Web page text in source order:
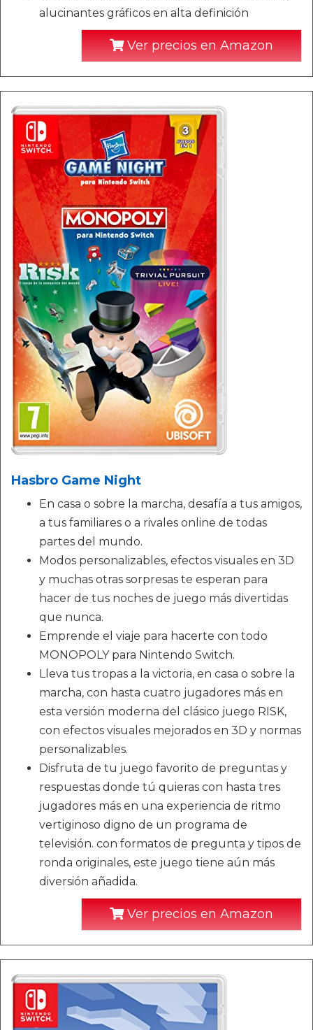
alucinantes gráficos en alta definición
Ver precios en Amazon
Hasbro Game Night
En casa o sobre la marcha, desafía a tus amigos,
a tus familiares o a rivales online de todas
partes del mundo.
Modos personalizables, efectos visuales en 3D
y muchas otras sorpresas te esperan para
hacer de tus noches de juego más divertidas
que nunca.
Emprende el viaje para hacerte con todo
MONOPOLY para Nintendo Switch.
Lleva tus tropas a la victoria, en casa o sobre la
marcha, con hasta cuatro jugadores más en
esta versión moderna del clásico juego RISK,
con efectos visuales mejorados en 3D y normas
personalizables.
Disfruta de tu juego favorito de preguntas y
respuestas donde tú quieras con hasta tres
jugadores más en una experiencia de ritmo
vertiginoso digno de un programa de
televisión. con formatos de pregunta y tipos de
ronda originales, este juego tiene aún más
diversión añadida.
Ver precios en Amazon